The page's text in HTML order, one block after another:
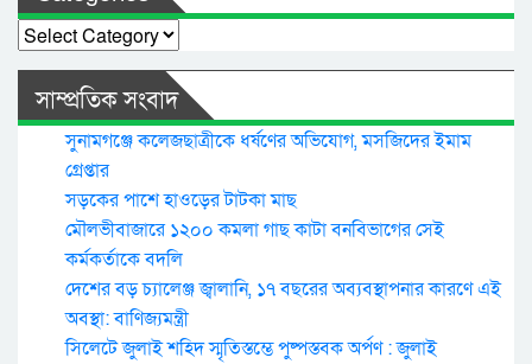
Categories
সাম্প্রতিক সংবাদ
সুনামগঞ্জে কলেজছাত্রীকে ধর্ষণের অভিযোগ, মসজিদের ইমাম
গ্রেপ্তার
সড়কের পাশে হাওড়ের টাটকা মাছ
মৌলভীবাজারে ১২০০ কমলা গাছ কাটা বনবিভাগের সেই
কর্মকর্তাকে বদলি
দেশের বড় চ্যালেঞ্জ জ্বালানি, ১৭ বছরের অব্যবস্থাপনার কারণে এই
অবস্থা: বাণিজ্যমন্ত্রী
সিলেটে জুলাই শহিদ স্মৃতিস্তম্ভে পুষ্পস্তবক অর্পণ : জুলাই